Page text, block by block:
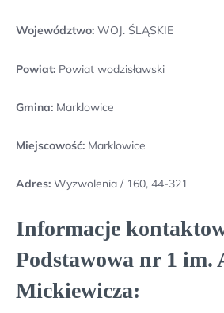
Województwo: WOJ. ŚLĄSKIE
Powiat: Powiat wodzisławski
Gmina: Marklowice
Miejscowość: Marklowice
Adres: Wyzwolenia / 160, 44-321
Informacje
Podstawowa nr 1 im.
Mickiewicza: